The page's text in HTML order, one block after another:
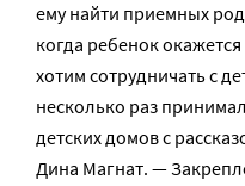
ему найти приемных
когда ребенок
хотим сотрудничать с
несколько раз
детских домов с
Дина Магнат. —